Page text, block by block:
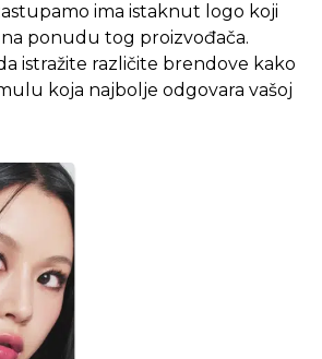
ima istaknut logo koji
ponudu tog proizvođača.
istražite različite brendove kako
koja najbolje odgovara vašoj